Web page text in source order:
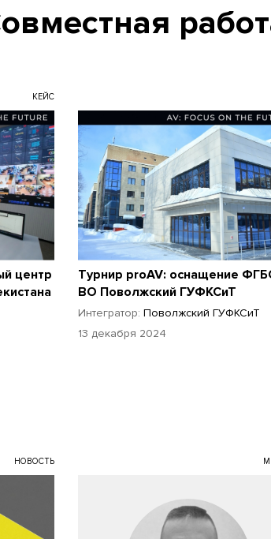
КЕЙС
центр
Турнир proAV: оснащение
ВО Поволжский ГУФКСиТ
Интегратор: Поволжский ГУФКСиТ
13 декабря 2024
НОВОСТЬ